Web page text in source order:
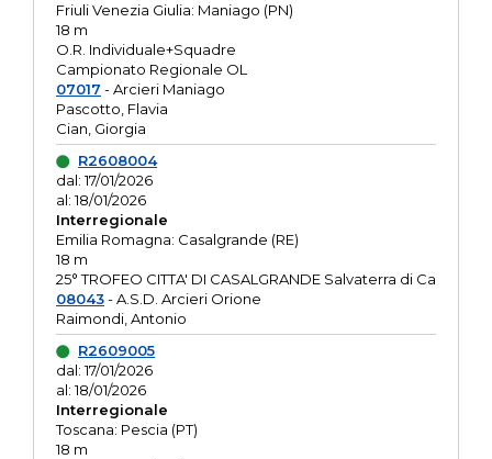
Friuli Venezia Giulia: Maniago (PN)
18 m
O.R. Individuale+Squadre
Campionato Regionale OL
07017 - Arcieri Maniago
Pascotto, Flavia
Cian, Giorgia
R2608004
dal: 17/01/2026
al: 18/01/2026
Interregionale
Emilia Romagna: Casalgrande (RE)
18 m
25° TROFEO CITTA' DI CASALGRANDE Salvaterra di Ca
08043- A.S.D. Arcieri Orione
Raimondi, Antonio
R2609005
dal: 17/01/2026
al: 18/01/2026
Interregionale
Toscana: Pescia (PT)
18 m